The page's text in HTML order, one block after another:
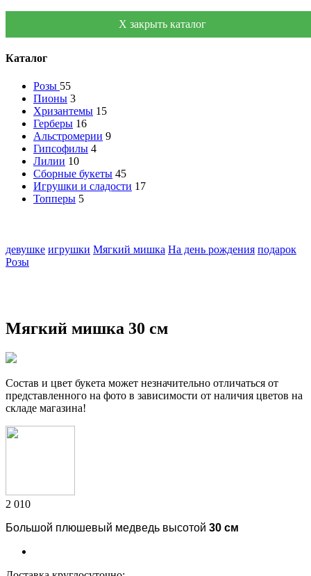
X закрыть каталог
Каталог
Розы 55
Пионы 3
Хризантемы 15
Герберы 16
Альстромерии 9
Гипсофилы 4
Лилии 10
Сборные букеты 45
Игрушки и сладости 17
Топперы 5
девушке игрушки Мягкий мишка На день рождения подарок
Розы
Мягкий мишка 30 см
Cостав и цвет букета может незначительно отличаться от
представленного на фото в зависимоcти от наличия цветов на
складе магазина!
2 010
Большой плюшевый медведь высотой 30 см